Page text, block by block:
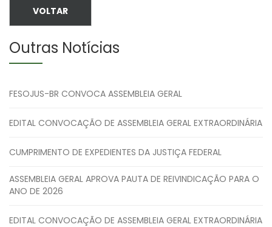
VOLTAR
Outras Notícias
FESOJUS-BR CONVOCA ASSEMBLEIA GERAL
EDITAL CONVOCAÇÃO DE ASSEMBLEIA GERAL EXTRAORDINÁRIA
CUMPRIMENTO DE EXPEDIENTES DA JUSTIÇA FEDERAL
ASSEMBLEIA GERAL APROVA PAUTA DE REIVINDICAÇÃO PARA O
ANO DE 2026
EDITAL CONVOCAÇÃO DE ASSEMBLEIA GERAL EXTRAORDINÁRIA